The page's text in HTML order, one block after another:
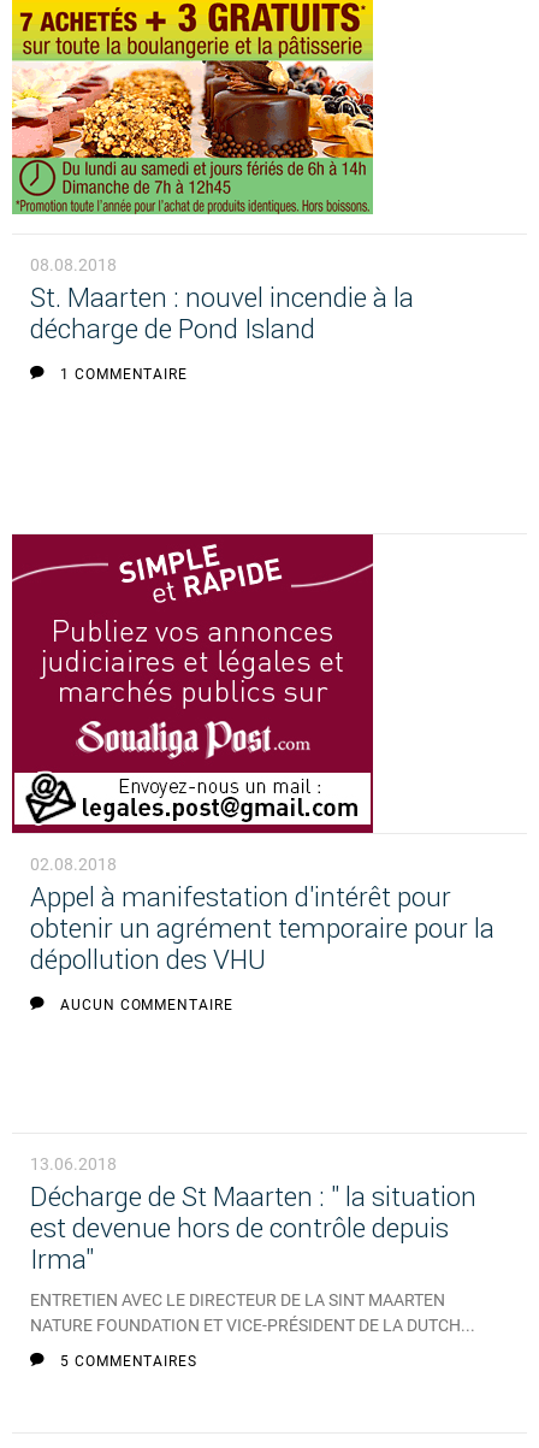
08.08.2018
St. Maarten : nouvel incendie à la
décharge de Pond Island
1 COMMENTAIRE
02.08.2018
Appel à manifestation d'intérêt pour
obtenir un agrément temporaire pour la
dépollution des VHU
AUCUN COMMENTAIRE
13.06.2018
Décharge de St Maarten : " la situation
est devenue hors de contrôle depuis
Irma"
ENTRETIEN AVEC LE DIRECTEUR DE LA SINT MAARTEN
NATURE FOUNDATION ET VICE-PRÉSIDENT DE LA DUTCH...
5 COMMENTAIRES